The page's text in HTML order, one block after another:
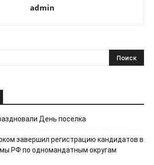
admin
День поселка
завершил регистрацию кандидатов в
РФ по одномандатным округам